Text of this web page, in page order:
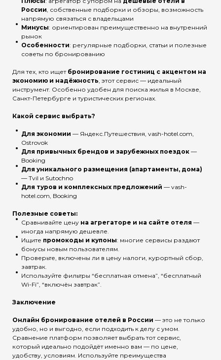
России, собственные подборки и обзоры, возможность
напрямую связаться с владельцами
Минусы: ориентирован преимущественно на внутренний
рынок
Особенности: регулярные подборки, статьи и полезные
советы по бронированию
Для тех, кто ищет бронирование гостиниц с акцентом на
экономию и надёжность, этот сервис — идеальный
инструмент. Особенно удобен для поиска жилья в Москве,
Санкт-Петербурге и туристических регионах.
Какой сервис выбрать?
Для экономии — Яндекс.Путешествия, vash-hotel.com,
Ostrovok
Для привычных брендов и зарубежных поездок —
Booking
Для уникального размещения (апартаменты, дома)
— Tvil и Sutochno
Для туров и комплексных предложений — vash-
hotel.com, Booking
Полезные советы:
Сравнивайте цену на агрегаторе и на сайте отеля —
иногда напрямую дешевле.
Ищите промокоды и купоны: многие сервисы раздают
бонусы новым пользователям.
Проверьте, включены ли в цену налоги, курортный сбор,
завтрак.
Используйте фильтры “бесплатная отмена”, “бесплатный
Wi-Fi”, “включён завтрак”.
Заключение
Онлайн бронирование отелей в России — это не только
удобно, но и выгодно, если подходить к делу с умом.
Сравнение платформ позволяет выбрать тот сервис,
который идеально подойдёт именно вам — по цене,
удобству, условиям. Используйте преимущества